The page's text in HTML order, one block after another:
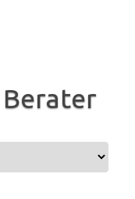
Berater